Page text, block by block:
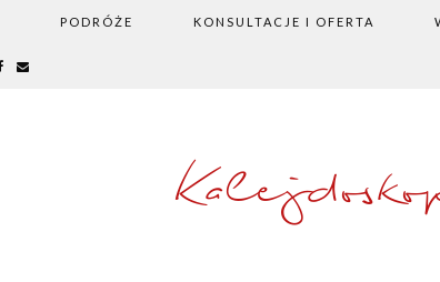
PODRÓŻE KONSULTACJE I OFERTA